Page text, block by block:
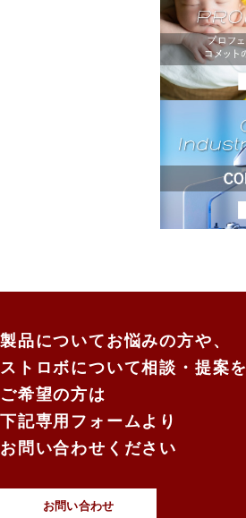
製品についてお悩みの方や、
ストロボについて相談・提案を
ご希望の方は
下記専用フォームより
お問い合わせください
お問い合わせ